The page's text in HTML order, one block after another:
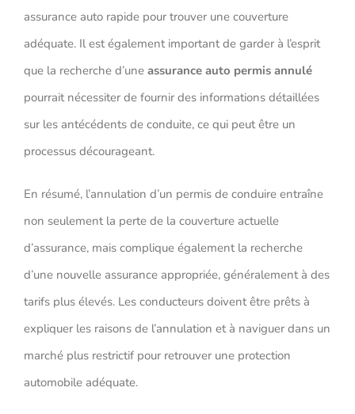
assurance auto rapide pour trouver une couverture
adéquate. Il est également important de garder à l’esprit
que la recherche d’une assurance auto permis annulé
pourrait nécessiter de fournir des informations détaillées
sur les antécédents de conduite, ce qui peut être un
processus décourageant.
En résumé, l’annulation d’un permis de conduire entraîne
non seulement la perte de la couverture actuelle
d’assurance, mais complique également la recherche
d’une nouvelle assurance appropriée, généralement à des
tarifs plus élevés. Les conducteurs doivent être prêts à
expliquer les raisons de l’annulation et à naviguer dans un
marché plus restrictif pour retrouver une protection
automobile adéquate.